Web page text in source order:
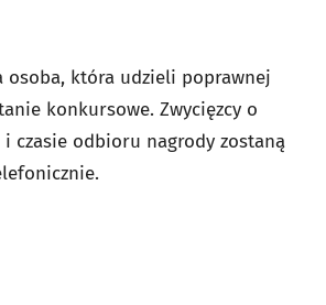
osoba, która udzieli poprawnej
konkursowe. Zwycięzcy o
czasie odbioru nagrody zostaną